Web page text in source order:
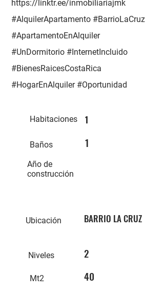
https://linktr.ee/inmobiliariajmk
#AlquilerApartamento #BarrioLaCruz
#ApartamentoEnAlquiler
#UnDormitorio #InternetIncluido
#BienesRaicesCostaRica
#HogarEnAlquiler #Oportunidad
Habitaciones 1
Baños 1
Año de
construcción
Ubicación BARRIO LA CRUZ
Niveles 2
Mt2 40